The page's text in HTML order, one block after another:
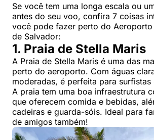
Se você tem uma longa escala ou
antes do seu voo, confira 7 coisas
você pode fazer perto do Aeroporto
de Salvador:
1. Praia de Stella Maris
A Praia de Stella Maris é uma das
perto do aeroporto. Com águas
moderadas, é perfeita para surfistas
A praia tem uma boa infraestrutura
que oferecem comida e bebidas,
cadeiras e guarda-sóis. Ideal para
de amigos também!